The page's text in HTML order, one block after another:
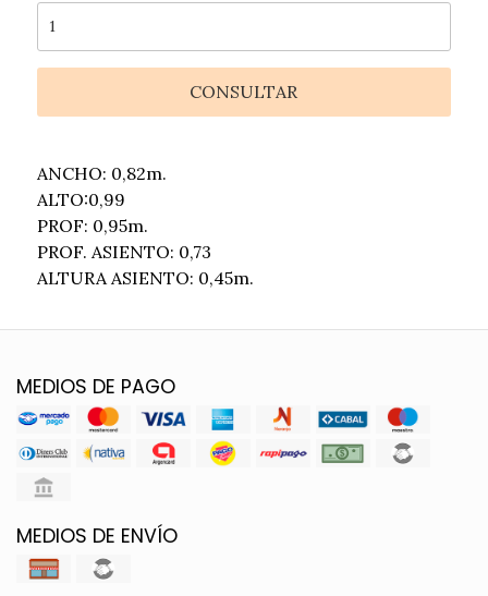
CONSULTAR
ANCHO: 0,82m.
ALTO:0,99
PROF: 0,95m.
PROF. ASIENTO: 0,73
ALTURA ASIENTO: 0,45m.
MEDIOS DE PAGO
MEDIOS DE ENVÍO